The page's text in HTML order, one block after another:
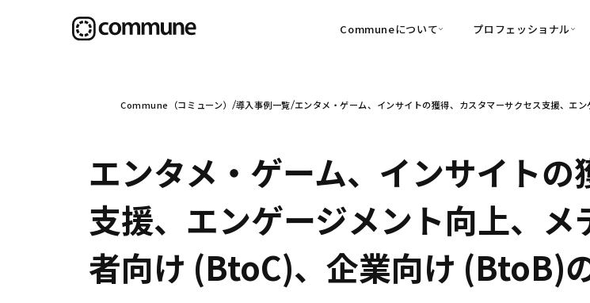
Communeについて
可視化
・Commune Voice
信頼を醸成する信頼起点経営基盤
・Commune CRM（旧：
SuccessHub）
社内コミュニケーションの変革を支援
・Commune for Work
プロフェッショナル
・Customer-
Commune（コミューン） 導入事例一覧 エンタメ・ゲーム、インサイトの獲得、カスタマーサクセス支援、エ
エンタメ・ゲーム、インサイト
支援、エンゲージメント向上、
者向け (BtoC)、企業向け (BtoB)